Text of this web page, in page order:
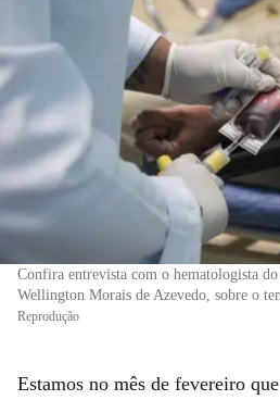
Confira entrevista com o hematologista
Wellington Morais de Azevedo, sobre o
Reprodução
Estamos no mês de fevereiro